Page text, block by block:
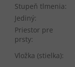
Stupeň tlmenia:
Jediný:
Priestor pre
prsty:
Vložka (stielka):